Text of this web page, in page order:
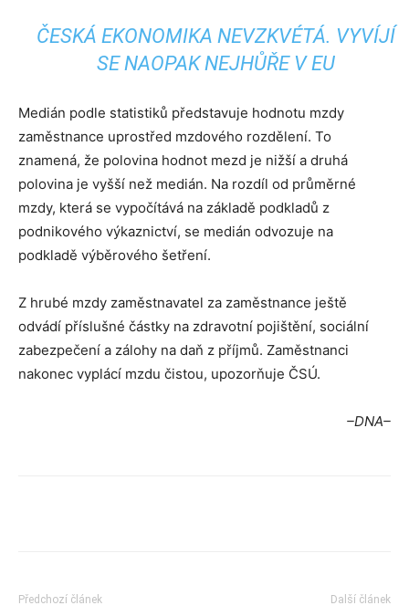
ČESKÁ EKONOMIKA NEVZKVÉTÁ. VYVÍJÍ
SE NAOPAK NEJHŮŘE V EU
Medián podle statistiků představuje hodnotu mzdy
zaměstnance uprostřed mzdového rozdělení. To
znamená, že polovina hodnot mezd je nižší a druhá
polovina je vyšší než medián. Na rozdíl od průměrné
mzdy, která se vypočítává na základě podkladů z
podnikového výkaznictví, se medián odvozuje na
podkladě výběrového šetření.
Z hrubé mzdy zaměstnavatel za zaměstnance ještě
odvádí příslušné částky na zdravotní pojištění, sociální
zabezpečení a zálohy na daň z příjmů. Zaměstnanci
nakonec vyplácí mzdu čistou, upozorňuje ČSÚ.
–DNA–
Předchozí článek Další článek